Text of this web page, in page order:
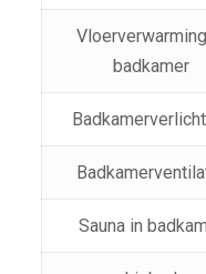
badkamer
Sauna in